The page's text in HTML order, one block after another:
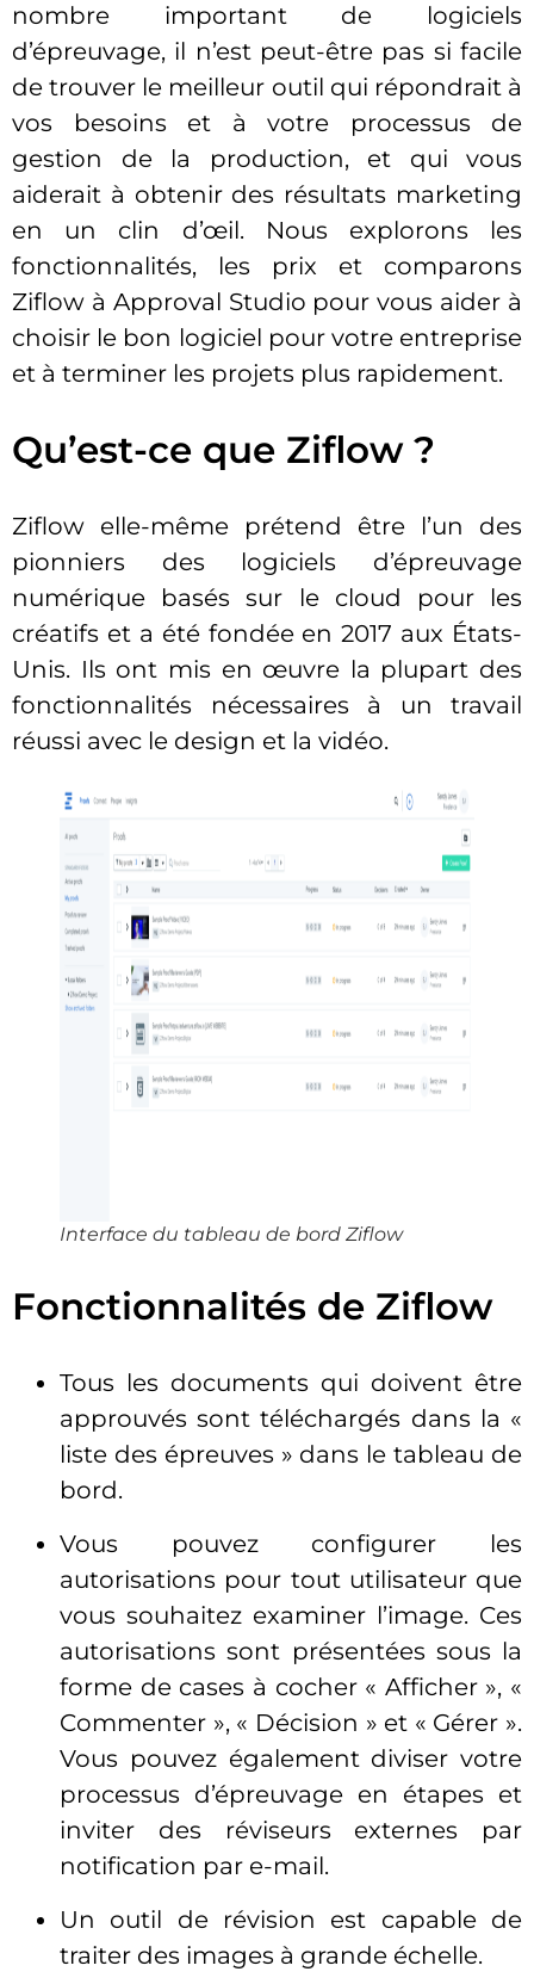
nombre important de logiciels
d’épreuvage, il n’est peut-être pas si facile
de trouver le meilleur outil qui répondrait à
vos besoins et à votre processus de
gestion de la production, et qui vous
aiderait à obtenir des résultats marketing
en un clin d’œil. Nous explorons les
fonctionnalités, les prix et comparons
Ziflow à Approval Studio pour vous aider à
choisir le bon logiciel pour votre entreprise
et à terminer les projets plus rapidement.
Qu’est-ce que Ziflow ?
Ziflow elle-même prétend être l’un des
pionniers des logiciels d’épreuvage
numérique basés sur le cloud pour les
créatifs et a été fondée en 2017 aux États-
Unis. Ils ont mis en œuvre la plupart des
fonctionnalités nécessaires à un travail
réussi avec le design et la vidéo.
Interface du tableau de bord Ziflow
Fonctionnalités de Ziflow
Tous les documents qui doivent être
approuvés sont téléchargés dans la «
liste des épreuves » dans le tableau de
bord.
Vous pouvez configurer les
autorisations pour tout utilisateur que
vous souhaitez examiner l’image. Ces
autorisations sont présentées sous la
forme de cases à cocher « Afficher », «
Commenter », « Décision » et « Gérer ».
Vous pouvez également diviser votre
processus d’épreuvage en étapes et
inviter des réviseurs externes par
notification par e-mail.
Un outil de révision est capable de
traiter des images à grande échelle.